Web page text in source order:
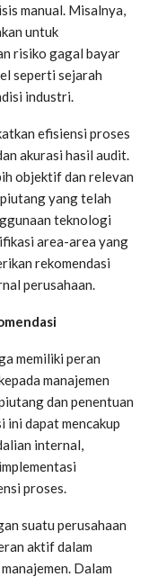
manual. Misalnya,
untuk
risiko gagal bayar
seperti sejarah
industri.
efisiensi proses
akurasi hasil audit.
objektif dan relevan
yang telah
teknologi
area-area yang
rekomendasi
perusahaan.
memiliki peran
manajemen
dan penentuan
ini dapat mencakup
internal,
proses.
suatu perusahaan
aktif dalam
Dalam